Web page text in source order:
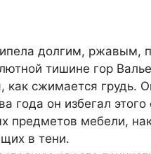
долгим, ржавым,
тишине гор
как сжимается грудь.
года он избегал этого
предметов мебели,
в тени.